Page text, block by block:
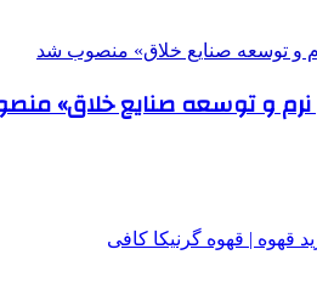
نرم و توسعه صنایع خلاق»
قهوه | قهوه گرنیکا کافی